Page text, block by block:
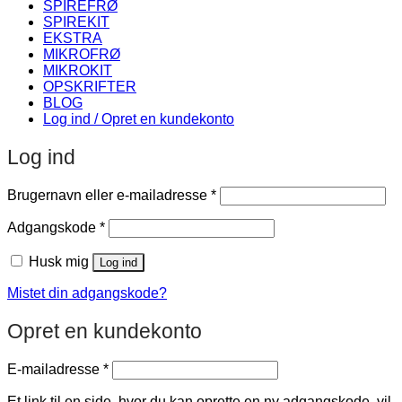
SPIREKIT
EKSTRA
MIKROFRØ
MIKROKIT
OPSKRIFTER
BLOG
Log ind / Opret en kundekonto
Log ind
Brugernavn eller e-mailadresse *Påkrævet
Adgangskode *Påkrævet
Husk mig Log ind
Mistet din adgangskode?
Opret en kundekonto
E-mailadresse *Påkrævet
Et link til en side, hvor du kan oprette en ny adgangskode, vil